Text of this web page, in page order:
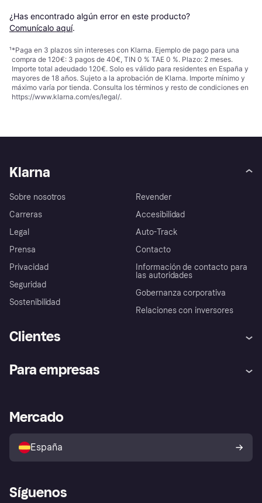
¿Has encontrado algún error en este producto?
Comunícalo aquí.
¹*Paga en 3 plazos sin intereses con Klarna. Ejemplo de pago para una
compra de 120€: 3 pagos de 40€, TIN 0 % TAE 0 %. Plazo: 2 meses.
Importe total adeudado 120€. Solo es válido para residentes en España y
mayores de 18 años. Sujeto a la aprobación de Klarna. Importe mínimo y
máximo varía por tienda. Consulta los términos y resto de condiciones en
https://www.klarna.com/es/legal/.
Klarna
Sobre nosotros
Carreras
Legal
Prensa
Privacidad
Seguridad
Sostenibilidad
Revender
Accesibilidad
Auto-Track
Contacto
Información de contacto para
las autoridades
Gobernanza corporativa
Relaciones con inversores
Clientes
Inicio de sesión
Directorio de tiendas
Política de protección al
comprador de Klarna
Reclamaciones
Para empresas
Acceso empresas
Mercado
España
Síguenos